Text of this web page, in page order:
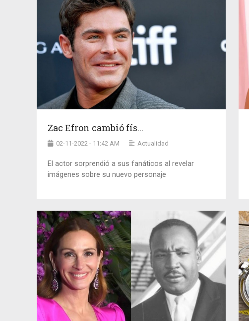
Zac Efron cambió fís...
02-11-2022 - 11:42 AM Actualidad
El actor sorprendió a sus fanáticos al revelar
imágenes sobre su nuevo personaje